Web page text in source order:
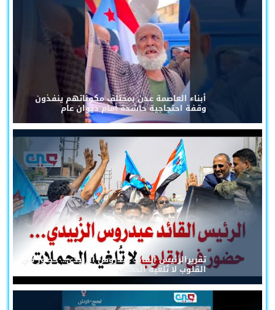
أبناء العاصمة عدن بمختلف مكوناتهم ينفذون
وقفة احتجاجية حاشدة أمام ديوان عام
تقريرالرئيس القائد عيدروس الزُبيدي... حضورٌ في
القلوب لا تُلغيه الحملات